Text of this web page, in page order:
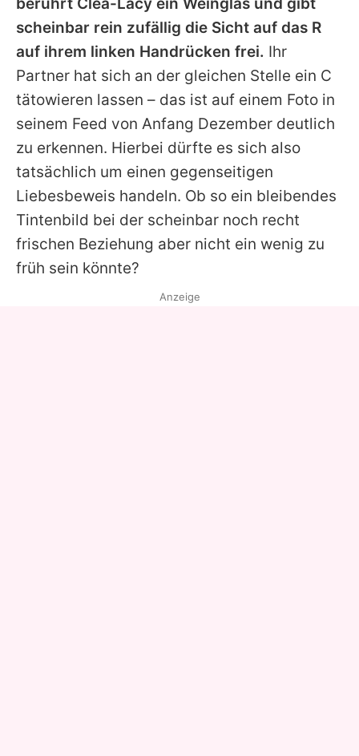
scheinbar rein zufällig die Sicht auf das R
auf ihrem linken Handrücken frei. Ihr
Partner hat sich an der gleichen Stelle ein C
tätowieren lassen – das ist auf einem Foto in
seinem Feed von Anfang Dezember deutlich
zu erkennen. Hierbei dürfte es sich also
tatsächlich um einen gegenseitigen
Liebesbeweis handeln. Ob so ein bleibendes
Tintenbild bei der scheinbar noch recht
frischen Beziehung aber nicht ein wenig zu
früh sein könnte?
Anzeige